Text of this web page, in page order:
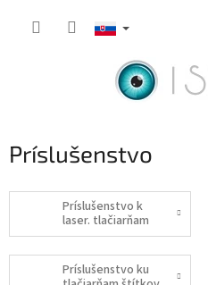
Príslušenstvo
Príslušenstvo k
laser. tlačiarňam
Príslušenstvo ku